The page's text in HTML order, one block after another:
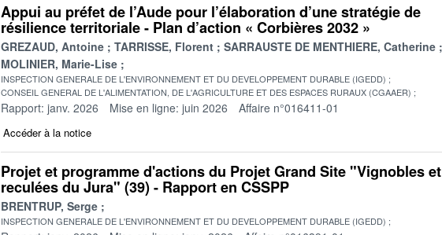
Appui au préfet de l’Aude pour l’élaboration d’une stratégie de
résilience territoriale - Plan d’action « Corbières 2032 »
GREZAUD, Antoine TARRISSE, Florent
SARRAUSTE DE MENTHIERE, Catherine
MOLINIER, Marie-Lise
INSPECTION GENERALE DE L'ENVIRONNEMENT ET DU DEVELOPPEMENT DURABLE (IGEDD)
CONSEIL GENERAL DE L'ALIMENTATION, DE L'AGRICULTURE ET DES ESPACES RURAUX (CGAAER)
Rapport: janv. 2026 Mise en ligne: juin 2026 Affaire n°016411-01
Accéder à la notice
Projet et programme d'actions du Projet Grand Site "Vignobles et
reculées du Jura" (39) - Rapport en CSSPP
BRENTRUP, Serge
INSPECTION GENERALE DE L'ENVIRONNEMENT ET DU DEVELOPPEMENT DURABLE (IGEDD)